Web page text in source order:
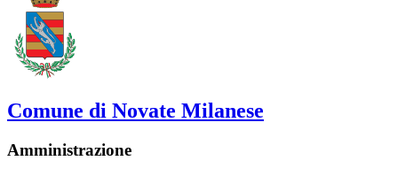
Comune di Novate Milanese
Amministrazione